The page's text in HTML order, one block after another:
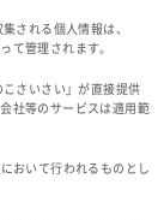
される個人情報は、
て管理されます。
さいさい」が直接提供
社等のサービスは適用範
おいて行われるものとし